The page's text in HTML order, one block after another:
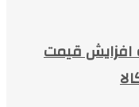
افزایش قیمت